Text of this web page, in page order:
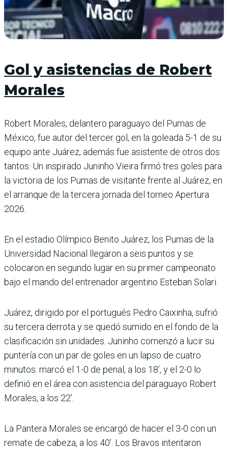
Gol y asistencias de Robert
Morales
Robert Morales, delantero paraguayo del Pumas de
México, fue autor del tercer gol, en la goleada 5-1 de su
equipo ante Juárez, además fue asistente de otros dos
tantos. Un inspirado Juninho Vieira firmó tres goles para
la victoria de los Pumas de visitante frente al Juárez, en
el arranque de la tercera jornada del torneo Apertura
2026.
En el estadio Olímpico Benito Juárez, los Pumas de la
Universidad Nacional llegaron a seis puntos y se
colocaron en segundo lugar en su primer campeonato
bajo el mando del entrenador argentino Esteban Solari.
Juárez, dirigido por el portugués Pedro Caixinha, sufrió
su tercera derrota y se quedó sumido en el fondo de la
clasificación sin unidades. Juninho comenzó a lucir su
puntería con un par de goles en un lapso de cuatro
minutos: marcó el 1-0 de penal, a los 18’, y el 2-0 lo
definió en el área con asistencia del paraguayo Robert
Morales, a los 22’.
La Pantera Morales se encargó de hacer el 3-0 con un
remate de cabeza, a los 40’. Los Bravos intentaron